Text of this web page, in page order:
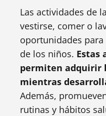
Las actividades de
vestirse, comer o
oportunidades
de los niños. Estas
permiten adquirir
mientras
Además,
rutinas y hábitos